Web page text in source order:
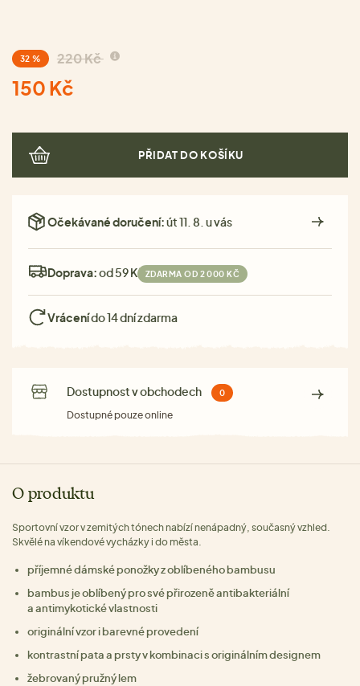
32 % 220 Kč
150 Kč
PŘIDAT DO KOŠÍKU
Očekávané doručení:út 11. 8. u vás
Doprava:od 59 Kč ZDARMA OD 2 000 KČ
Vrácenído 14 dní zdarma
Dostupnost v obchodech 0
Dostupné pouze online
O produktu
Sportovní vzor v zemitých tónech nabízí nenápadný, současný vzhled.
Skvělé na víkendové vycházky i do města.
příjemné dámské ponožky z oblíbeného bambusu
bambus je oblíbený pro své přirozeně antibakteriální
a antimykotické vlastnosti
originální vzor i barevné provedení
kontrastní pata a prsty v kombinaci s originálním designem
žebrovaný pružný lem